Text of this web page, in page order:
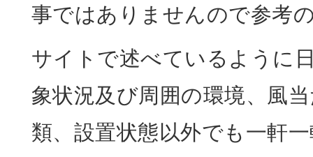
事ではありませんので参考
サイトで述べているように
象状況及び周囲の環境、風
類、設置状態以外でも一軒